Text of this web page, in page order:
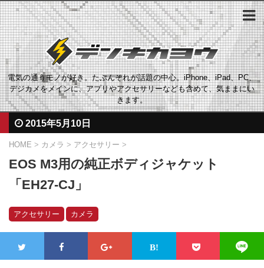
電気の通うモノが好き。たぶんそれが話題の中心。iPhone、iPad、PC、
デジカメをメインに、アプリやアクセサリーなども含めて、気ままにい
きます。
2015年5月10日
HOME > カメラ > アクセサリー >
EOS M3用の純正ボディジャケット
「EH27-CJ」
アクセサリー カメラ